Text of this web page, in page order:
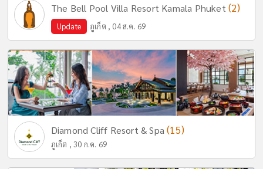
The Bell Pool Villa Resort Kamala Phuket (2)
Update ภูเก็ต , 04 ส.ค. 69
Diamond Cliff Resort & Spa(15)
ภูเก็ต , 30 ก.ค. 69